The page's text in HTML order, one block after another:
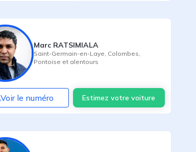
Marc RATSIMIALA
Saint-Germain-en-Laye Colombes
Pontoise et alentours
Voir le numéro Estimez votre voiture